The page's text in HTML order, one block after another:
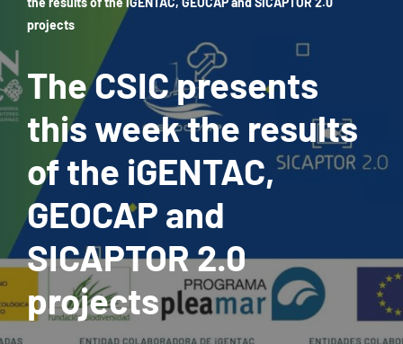
projects
The CSIC presents
this week the results
of the iGENTAC,
GEOCAP and
SICAPTOR 2.0
projects